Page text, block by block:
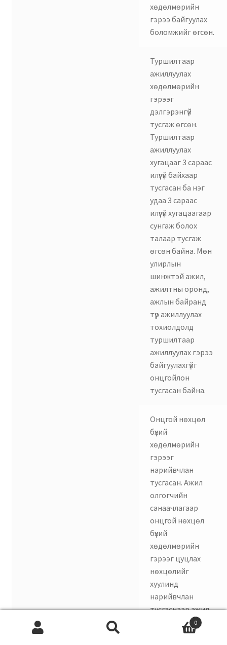
хөдөлмөрийн
гэрээ байгуулах
боломжийг өгсөн.
Туршилтаар
ажиллуулах
хөдөлмөрийн
гэрээг
дэлгэрэнгүй
тусгаж өгсөн.
Туршилтаар
ажиллуулах
хугацааг 3 сараас
илүүгүй байхаар
тусгасан ба нэг
удаа 3 сараас
илүүгүй хугацаагаар
сунгаж болох
талаар тусгаж
өгсөн байна. Мөн
улирлын
шинжтэй ажил,
ажилтны оронд,
ажлын байранд
түр ажиллуулах
тохиолдолд
туршилтаар
ажиллуулах гэрээ
байгуулахгүйг
онцгойлон
тусгасан байна.
Онцгой нөхцөл
бүхий
хөдөлмөрийн
гэрээг
нарийвчлан
тусгасан. Ажил
олгогчийн
санаачлагаар
онцгой нөхцөл
бүхий
хөдөлмөрийн
гэрээг цуцлах
нөхцөлийг
хуулинд
нарийвчлан
тусгаснаар ажил
олгогч өөрийн
эрх ашгаа
0